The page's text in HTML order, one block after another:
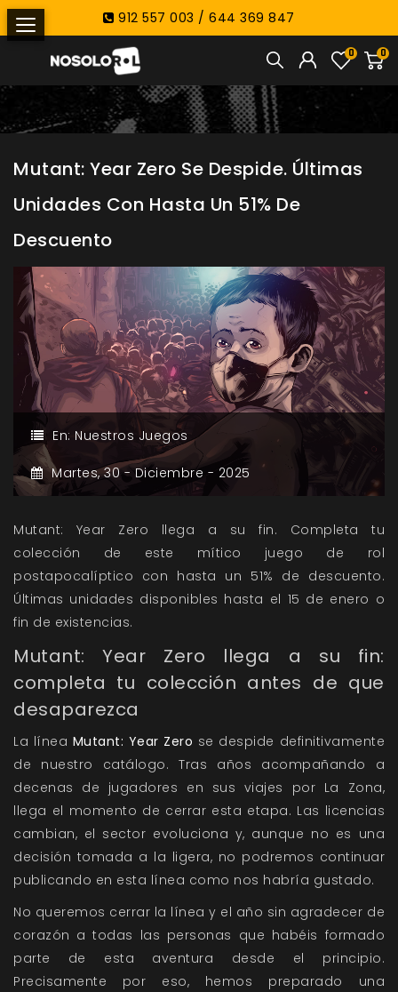
912 557 003 / 644 369 847
0
0
Mutant: Year Zero Se Despide. Últimas
Unidades Con Hasta Un 51% De
Descuento
En: Nuestros Juegos
Martes,30 -Diciembre - 2025
Mutant: Year Zero llega a su fin. Completa tu
colección de este mítico juego de rol
postapocalíptico con hasta un 51% de descuento.
Últimas unidades disponibles hasta el 15 de enero o
fin de existencias.
Mutant: Year Zero llega a su fin:
completa tu colección antes de que
desaparezca
La línea Mutant: Year Zero se despide definitivamente
de nuestro catálogo. Tras años acompañando a
decenas de jugadores en sus viajes por La Zona,
llega el momento de cerrar esta etapa. Las licencias
cambian, el sector evoluciona y, aunque no es una
decisión tomada a la ligera, no podremos continuar
publicando en esta línea como nos habría gustado.
No queremos cerrar la línea y el año sin agradecer de
corazón a todas las personas que habéis formado
parte de esta aventura desde el principio.
Precisamente por eso, hemos preparado una